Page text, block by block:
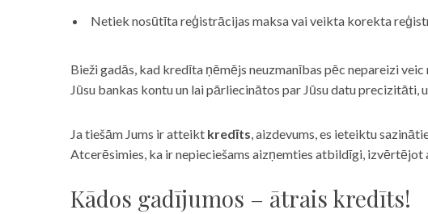
Netiek nosūtīta reģistrācijas maksa vai veikta korekta
Bieži gadās, kad kredīta ņēmējs neuzmanības pēc nepareizi
Jūsu bankas kontu un lai pārliecinātos par Jūsu datu precizitāti,
Ja tiešām Jums ir atteikt kredīts, aizdevums, es ieteiktu
Atcerēsimies, ka ir nepieciešams aizņemties atbildīgi, izvērtējot
Kādos gadījumos – ātrais kredīts!